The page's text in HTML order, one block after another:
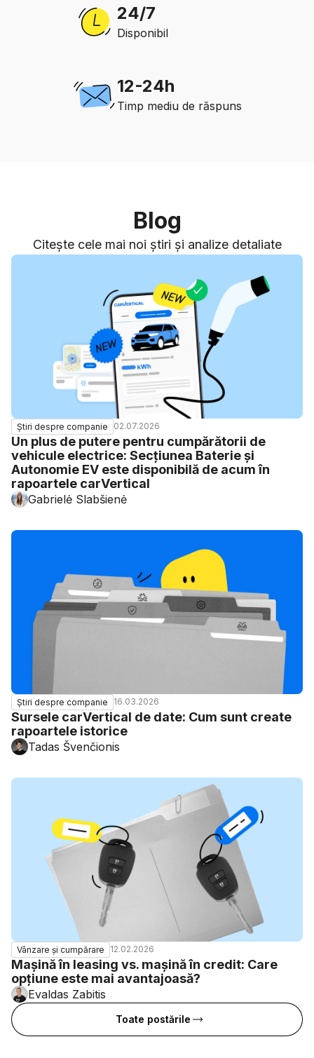
24/7
Disponibil
12-24h
Timp mediu de răspuns
Blog
Citește cele mai noi știri și analize detaliate
Știri despre companie 02.07.2026
Un plus de putere pentru cumpărătorii de
vehicule electrice: Secțiunea Baterie și
Autonomie EV este disponibilă de acum în
rapoartele carVertical
Gabrielė Slabšienė
Știri despre companie 16.03.2026
Sursele carVertical de date: Cum sunt create
rapoartele istorice
Tadas Švenčionis
Vânzare și cumpărare 12.02.2026
Mașină în leasing vs. mașină în credit: Care
opțiune este mai avantajoasă?
Evaldas Zabitis
Toate postările